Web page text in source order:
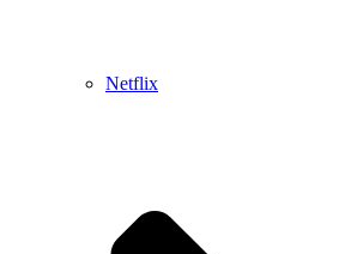
Netflix